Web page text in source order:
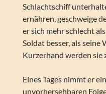
Schlachtschiff
ernähren, geschweige
er sich mehr schlecht
Soldat besser, als
Kurzerhand werden sie
Eines Tages nimmt er
unvorhersehbaren